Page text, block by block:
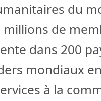
du
millions de
dans 200
mondiaux
à la